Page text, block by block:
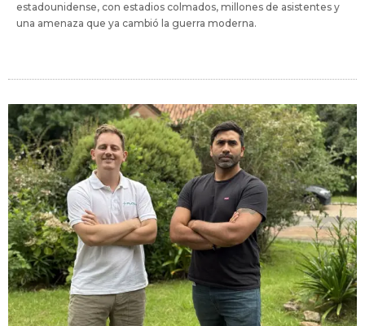
estadounidense, con estadios colmados, millones de asistentes y
una amenaza que ya cambió la guerra moderna.